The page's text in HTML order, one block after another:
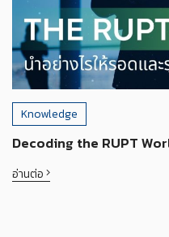
Knowledge
Decoding the RUPT
อ่านต่อ